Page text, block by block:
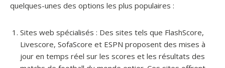
quelques-unes des options les plus populaires :
Sites web spécialisés : Des sites tels que FlashScore,
Livescore, SofaScore et ESPN proposent des mises à
jour en temps réel sur les scores et les résultats des